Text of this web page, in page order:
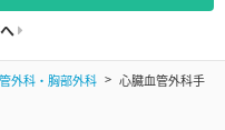
外科・胸部外科
心臓血管外科手